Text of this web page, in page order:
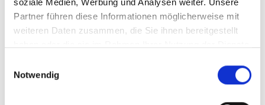
soziale Medien, Werbung und Analysen weiter. Unsere
Partner führen diese Informationen möglicherweise mit
weiteren Daten zusammen, die Sie ihnen bereitgestellt
Notwendig
ÄHNLICHE PRODUKTE